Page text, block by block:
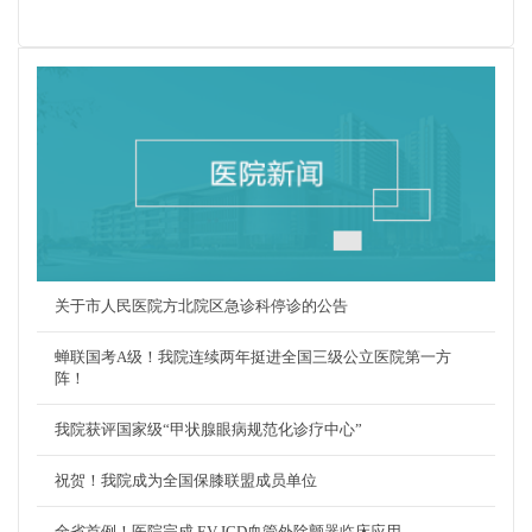
关于市人民医院方北院区急诊科停诊的公告
蝉联国考A级！我院连续两年挺进全国三级公立医院第一方
阵！
我院获评国家级“甲状腺眼病规范化诊疗中心”
祝贺！我院成为全国保膝联盟成员单位